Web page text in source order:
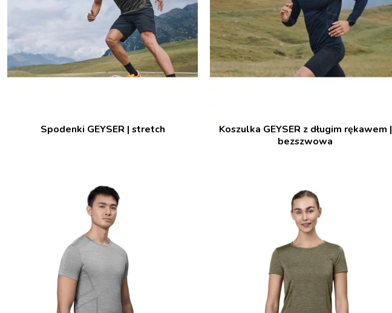
Spodenki GEYSER | stretch
Koszulka GEYSER z długim rękawem |
bezszwowa